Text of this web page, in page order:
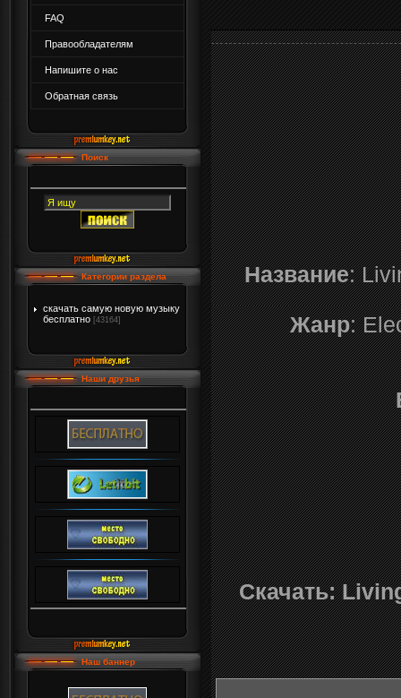
FAQ
Правообладателям
Напишите о нас
Обратная связь
Поиск
Категории раздела
скачать самую новую музыку
бесплатно [43164]
Наши друзья
Наш баннер
Название:
Жанр:
Скачать: